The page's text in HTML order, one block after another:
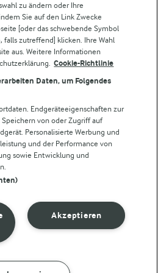
zu ändern oder Ihre
Sie auf den Link Zwecke
[oder das schwebende Symbol
falls zutreffend] klicken. Ihre Wahl
aus. Weitere Informationen
Cookie-Richtlinie
Daten, um Folgendes
Endgeräteeigenschaften zur
von oder Zugriff auf
Personalisierte Werbung und
und der Performance von
sowie Entwicklung und
Akzeptieren